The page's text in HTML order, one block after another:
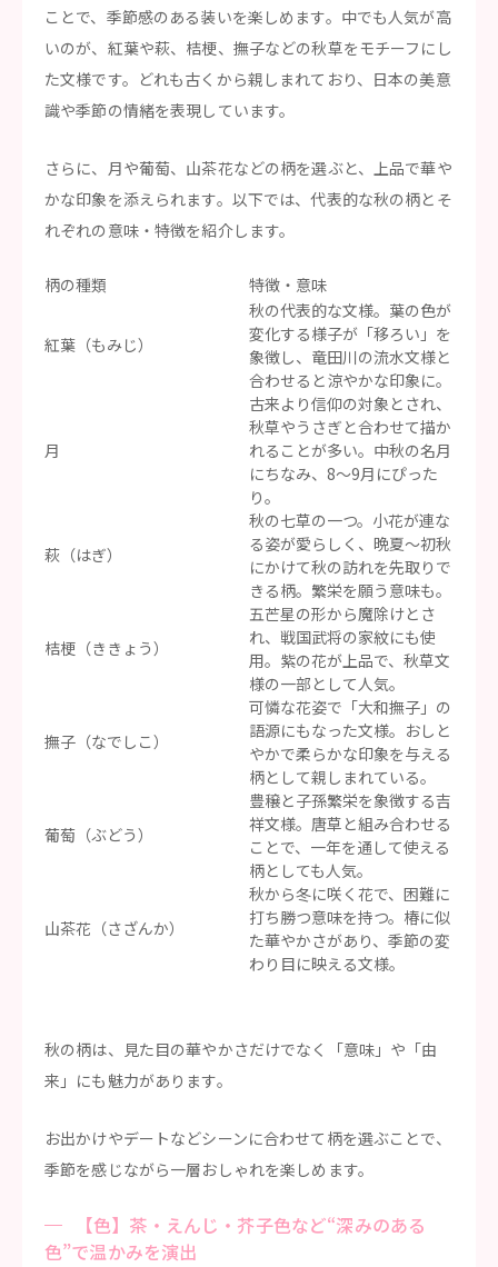
ことで、季節感のある装いを楽しめます。中でも人気が高
いのが、紅葉や萩、桔梗、撫子などの秋草をモチーフにし
た文様です。どれも古くから親しまれており、日本の美意
識や季節の情緒を表現しています。
さらに、月や葡萄、山茶花などの柄を選ぶと、上品で華や
かな印象を添えられます。以下では、代表的な秋の柄とそ
れぞれの意味・特徴を紹介します。
柄の種類 特徴・意味
紅葉（もみじ）
秋の代表的な文様。葉の色が
変化する様子が「移ろい」を
象徴し、竜田川の流水文様と
合わせると涼やかな印象に。
月
古来より信仰の対象とされ、
秋草やうさぎと合わせて描か
れることが多い。中秋の名月
にちなみ、8〜9月にぴった
り。
萩（はぎ）
秋の七草の一つ。小花が連な
る姿が愛らしく、晩夏〜初秋
にかけて秋の訪れを先取りで
きる柄。繁栄を願う意味も。
桔梗（ききょう）
五芒星の形から魔除けとさ
れ、戦国武将の家紋にも使
用。紫の花が上品で、秋草文
様の一部として人気。
撫子（なでしこ）
可憐な花姿で「大和撫子」の
語源にもなった文様。おしと
やかで柔らかな印象を与える
柄として親しまれている。
葡萄（ぶどう）
豊穣と子孫繁栄を象徴する吉
祥文様。唐草と組み合わせる
ことで、一年を通して使える
柄としても人気。
山茶花（さざんか）
秋から冬に咲く花で、困難に
打ち勝つ意味を持つ。椿に似
た華やかさがあり、季節の変
わり目に映える文様。
秋の柄は、見た目の華やかさだけでなく「意味」や「由
来」にも魅力があります。
お出かけやデートなどシーンに合わせて柄を選ぶことで、
季節を感じながら一層おしゃれを楽しめます。
【色】茶・えんじ・芥子色など“深みのある
色”で温かみを演出